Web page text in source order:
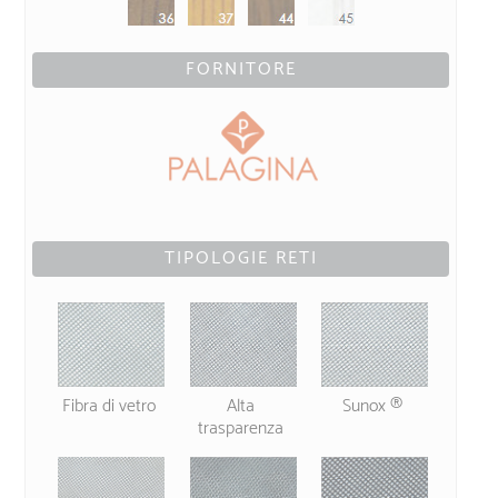
FORNITORE
TIPOLOGIE RETI
Fibra di vetro Alta
trasparenza
Sunox ®